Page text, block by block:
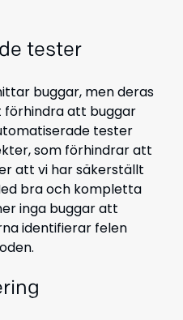
tester
buggar, men deras
förhindra att buggar
tester
som förhindrar att
att vi har säkerställt
bra och kompletta
inga buggar att
identifierar felen